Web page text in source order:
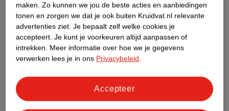
Nature Impact Score
Dit product heeft (nog) geen Nature
Impact Score.
Meer informatie
Bestel & Bezorginformatie
maken. Zo kunnen we jou de beste acties en aanbiedingen
tonen en zorgen we dat je ook buiten Kruidvat.nl relevante
advertenties ziet. Je bepaalt zelf welke cookies je
accepteert. Je kunt je voorkeuren altijd aanpassen of
intrekken. Meer informatie over hoe we je gegevens
verwerken lees je in ons Privacybeleid.
Accepteer